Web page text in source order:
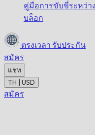
คู่มือการขับขี่ระหว่า
บล็อก
ตรงเวลา รับประกัน
สมัคร
แชท
TH | USD
สมัคร